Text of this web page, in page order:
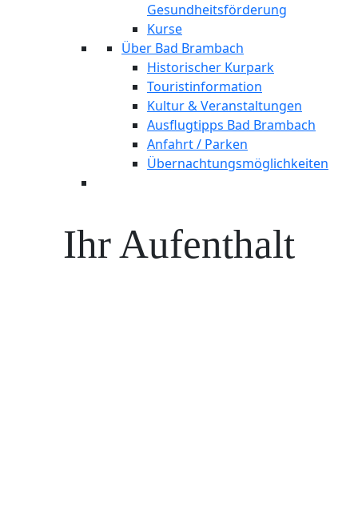
Gesundheitsförderung
Kurse
Über Bad Brambach
Historischer Kurpark
Touristinformation
Kultur & Veranstaltungen
Ausflugtipps Bad Brambach
Anfahrt / Parken
Übernachtungsmöglichkeiten
Ihr Aufenthalt